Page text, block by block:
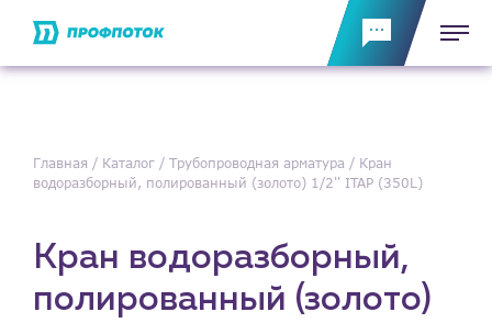
Главная Каталог Трубопроводная арматура
Кран
водоразборный, полированный (золото) 1/2'' ITAP (350L)
Кран водоразборный,
полированный (золото)